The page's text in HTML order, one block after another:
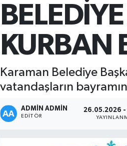
KURBAN
Karaman Belediye
vatandaşların
ADMIN ADMIN
EDITÖR
26.05.2026 -
Puan Durumu ve Fikstür
Haberleri